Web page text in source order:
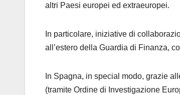
altri Paesi europei ed extraeuropei.
In particolare, iniziative di
all’estero della Guardia di Finanza,
In Spagna, in special modo, grazie
(tramite Ordine di Investigazione